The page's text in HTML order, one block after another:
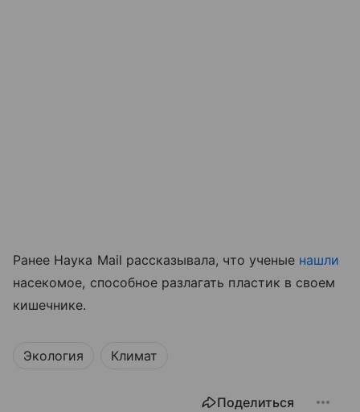
Ранее Наука Mail рассказывала, что ученые нашли
насекомое, способное разлагать пластик в своем
кишечнике.
Экология Климат
Поделиться